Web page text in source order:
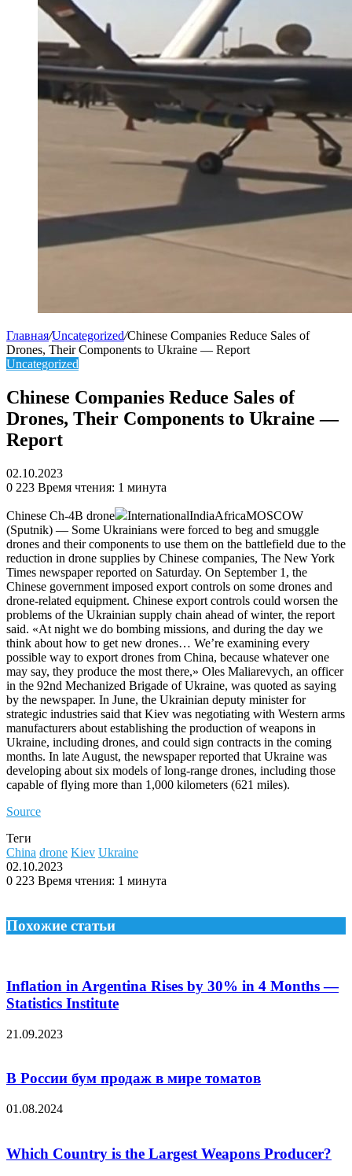
Главная/Uncategorized/Chinese Companies Reduce Sales of
Drones, Their Components to Ukraine — Report
Uncategorized
Chinese Companies Reduce Sales of
Drones, Their Components to Ukraine —
Report
02.10.2023
0 223 Время чтения: 1 минута
Chinese Ch-4B drone
InternationalIndiaAfricaMOSCOW
(Sputnik) — Some Ukrainians were forced to beg and smuggle
drones and their components to use them on the battlefield due to the
reduction in drone supplies by Chinese companies, The New York
Times newspaper reported on Saturday. On September 1, the
Chinese government imposed export controls on some drones and
drone-related equipment. Chinese export controls could worsen the
problems of the Ukrainian supply chain ahead of winter, the report
said. «At night we do bombing missions, and during the day we
think about how to get new drones… We’re examining every
possible way to export drones from China, because whatever one
may say, they produce the most there,» Oles Maliarevych, an officer
in the 92nd Mechanized Brigade of Ukraine, was quoted as saying
by the newspaper. In June, the Ukrainian deputy minister for
strategic industries said that Kiev was negotiating with Western arms
manufacturers about establishing the production of weapons in
Ukraine, including drones, and could sign contracts in the coming
months. In late August, the newspaper reported that Ukraine was
developing about six models of long-range drones, including those
capable of flying more than 1,000 kilometers (621 miles).
Source
Теги
China drone Kiev Ukraine
02.10.2023
0 223 Время чтения: 1 минута
Похожие статьи
Inflation in Argentina Rises by 30% in 4 Months —
Statistics Institute
21.09.2023
В России бум продаж в мире томатов
01.08.2024
Which Country is the Largest Weapons Producer?